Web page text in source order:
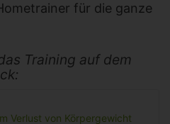
für die ganze
Training auf dem
Verlust von Körpergewicht